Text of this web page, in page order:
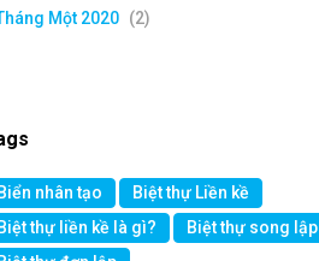
Một 2020 (2)
nhân tạo
Biệt thự Liền kề
thự liền kề là gì?
Biệt thự song lập